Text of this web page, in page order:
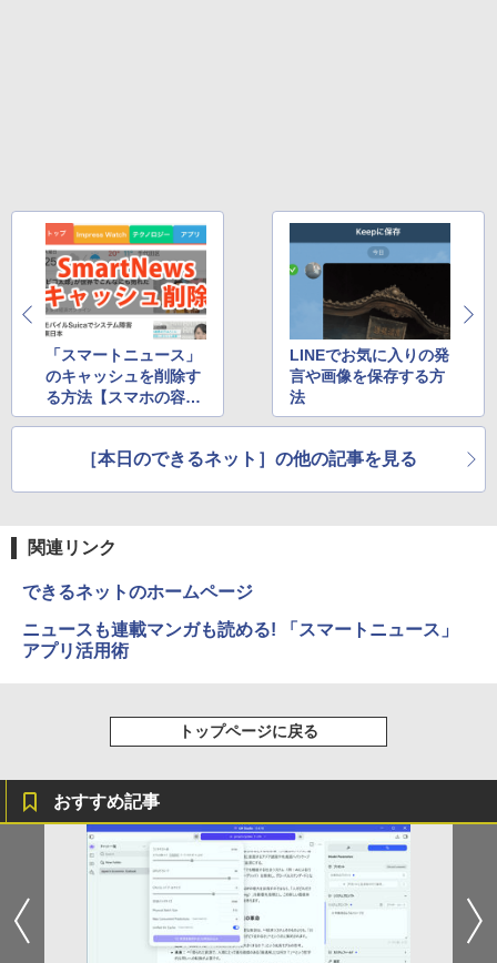
￥2,980
「スマートニュース」
のキャッシュを削除す
る方法【スマホの容量
不足を解消!】
LINEでお気に入りの発
言や画像を保存する方
法
［本日のできるネット］の他の記事を見る
関連リンク
できるネットのホームページ
ニュースも連載マンガも読める! 「スマートニュース」
アプリ活用術
トップページに戻る
おすすめ記事